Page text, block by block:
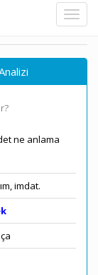
ne anlama
imdat.